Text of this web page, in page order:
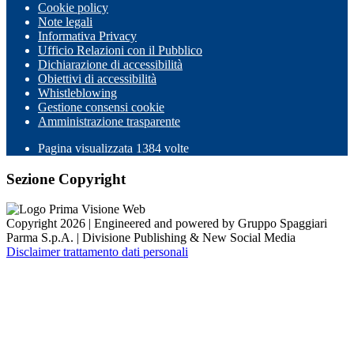
Cookie policy
Note legali
Informativa Privacy
Ufficio Relazioni con il Pubblico
Dichiarazione di accessibilità
Obiettivi di accessibilità
Whistleblowing
Gestione consensi cookie
Amministrazione trasparente
Pagina visualizzata 1384 volte
Sezione Copyright
Copyright 2026 | Engineered and powered by Gruppo Spaggiari
Parma S.p.A. | Divisione Publishing & New Social Media
Disclaimer trattamento dati personali